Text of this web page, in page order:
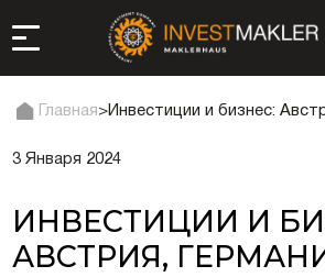
и
Главная>Инвестиции и бизнес:
3 Января 2024
ИНВЕСТИЦИИ И
АВСТРИЯ,